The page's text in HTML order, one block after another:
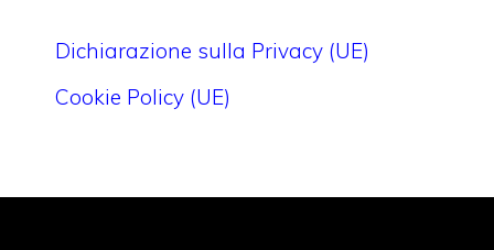
Dichiarazione sulla Privacy (UE)
Cookie Policy (UE)